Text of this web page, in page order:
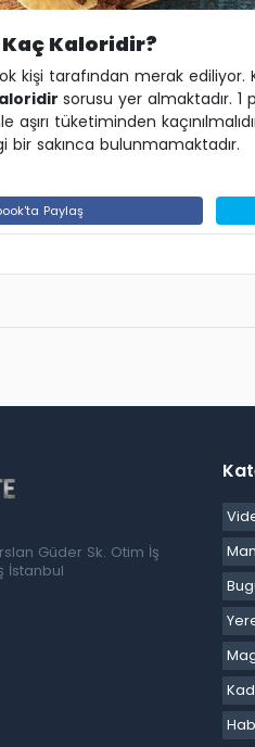
Kaç Kaloridir?
kişi tarafından merak ediliyor.
sorusu yer almaktadır. 1
tüketiminden
sakınca bulunmamaktadır.
Paylaş
Güder Sk. Otim İş
İstanbul